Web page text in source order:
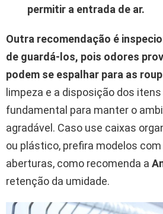
permitir a entrada de ar.
Outra recomendação é
de guardá-los, pois odores
podem se espalhar para as
limpeza e a disposição dos
fundamental para manter o
agradável. Caso use caixas
ou plástico, prefira modelos
aberturas, como recomenda a
retenção da umidade.